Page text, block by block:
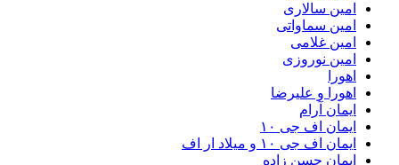
امین سالاری
امین سماواتی
امین غلامی
امین نوروزی
اهورا
اهورا و علیرضا
ایمان آرام
ایمان اف جی ۱۰
ایمان اف جی ۱۰ و میلاد ار اف
ایمان حسن زاده